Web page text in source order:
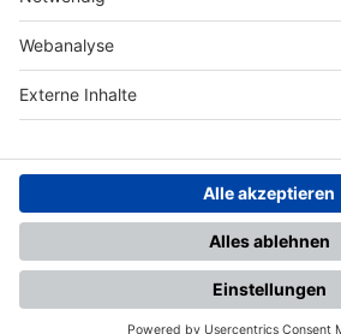
Nutzungsbedingungen Datenschutz